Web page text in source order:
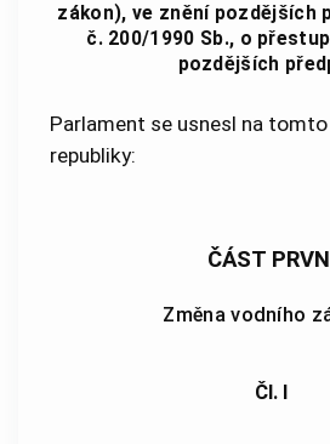
zákon), ve znění pozdějších
č. 200/1990 Sb., o
pozdějších
Parlament se usnesl na
republiky:
ČÁST
Změna vodního
Čl. I